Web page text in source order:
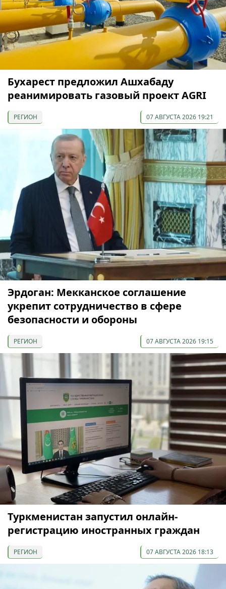
Бухарест предложил Ашхабаду
реанимировать газовый проект AGRI
РЕГИОН 07 АВГУСТА 2026 19:21
Эрдоган: Мекканское соглашение
укрепит сотрудничество в сфере
безопасности и обороны
РЕГИОН 07 АВГУСТА 2026 19:15
Туркменистан запустил онлайн-
регистрацию иностранных граждан
РЕГИОН 07 АВГУСТА 2026 18:13